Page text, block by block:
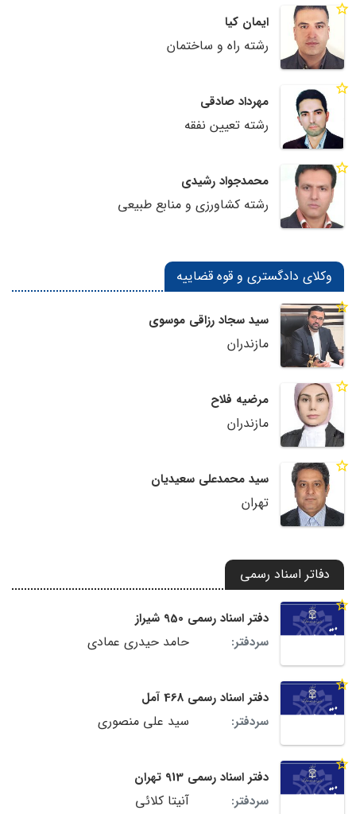
ایمان کیا
رشته راه و ساختمان
مهرداد صادقی
رشته تعیین نفقه
محمدجواد رشیدی
رشته کشاورزی و منابع طبیعی
وکلای دادگستری و قوه قضاییه
سید سجاد رزاقی موسوی
مازندران
مرضیه فلاح
مازندران
سید محمدعلی سعیدیان
تهران
دفاتر اسناد رسمی
دفتر اسناد رسمی 950 شیراز
سردفتر:
حامد حیدری عمادی
دفتر اسناد رسمی 468 آمل
سردفتر:
سید علی منصوری
دفتر اسناد رسمی 913 تهران
سردفتر:
آنیتا کلائی